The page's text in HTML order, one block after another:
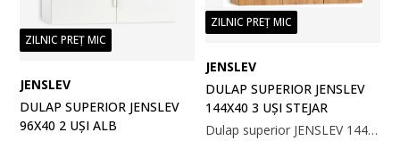
ZILNIC PREȚ MIC
JENSLEV
DULAP SUPERIOR JENSLEV
96X40 2 UȘI ALB
ZILNIC PREȚ MIC
JENSLEV
DULAP SUPERIOR JENSLEV
144X40 3 UȘI STEJAR
Dulap superior JENSLEV 144x40 3 uși stejar